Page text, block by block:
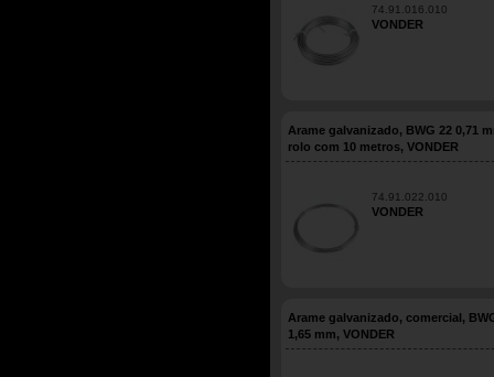
74.91.016.010
VONDER
Arame galvanizado, BWG 22 0,71
rolo com 10 metros, VONDER
74.91.022.010
VONDER
Arame galvanizado, comercial,
1,65 mm, VONDER